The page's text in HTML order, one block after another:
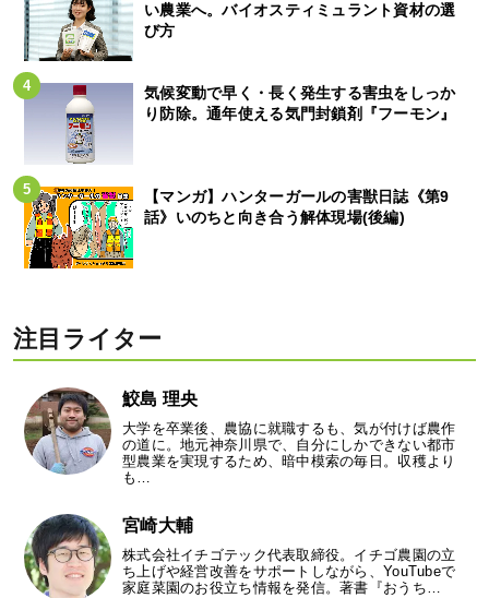
い農業へ。バイオスティミュラント資材の選
び方
気候変動で早く・長く発生する害虫をしっか
り防除。通年使える気門封鎖剤『フーモン』
【マンガ】ハンターガールの害獣日誌《第9
話》いのちと向き合う解体現場(後編)
注目ライター
鮫島 理央
大学を卒業後、農協に就職するも、気が付けば農作
の道に。地元神奈川県で、自分にしかできない都市
型農業を実現するため、暗中模索の毎日。収穫より
も…
宮崎大輔
株式会社イチゴテック代表取締役。イチゴ農園の立
ち上げや経営改善をサポートしながら、YouTubeで
家庭菜園のお役立ち情報を発信。著書『おうち…